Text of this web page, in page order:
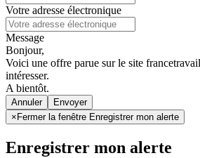
Votre adresse électronique
Message
Bonjour,
Voici une offre parue sur le site
intéresser.
A bientôt.
Annuler
× Fermer la fenêtre Enregistrer mon alerte
Enregistrer mon alerte